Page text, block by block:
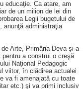
educaţie. Ca atare, am
de un milion de lei din
Legii bugetului de
anunţă administraţia
Arte, Primăria Deva şi-a
pentru a construi o creşă
Naţional Pedagogic
viitor, în clădirea actualei
va fi amenajată cu toate
etc.) şi va primi inclusiv